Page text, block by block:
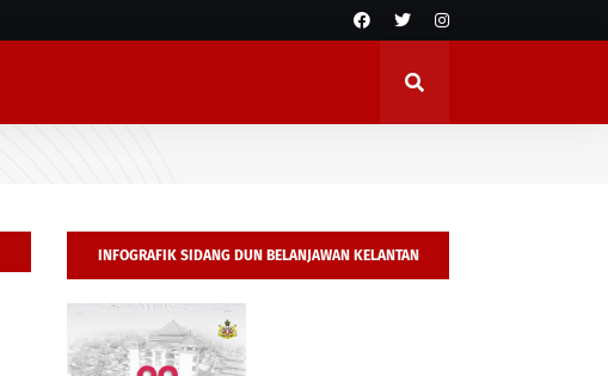
INFOGRAFIK SIDANG DUN BELANJAWAN KELANTAN
2026